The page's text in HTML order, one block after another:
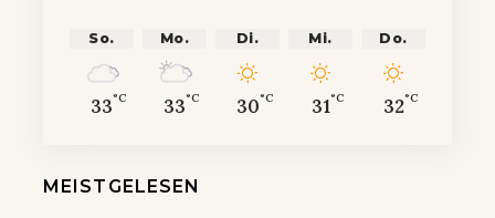
So.
33°C
Mo.
33°C
Di.
30°C
Mi.
31°C
Do.
32°C
MEISTGELESEN